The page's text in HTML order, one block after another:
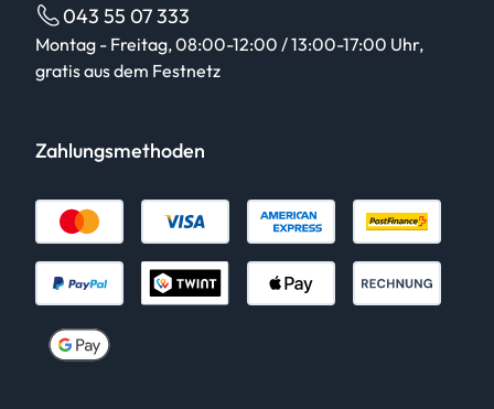
043 55 07 333
Montag - Freitag, 08:00-12:00 / 13:00-17:00 Uhr,
gratis aus dem Festnetz
Zahlungsmethoden